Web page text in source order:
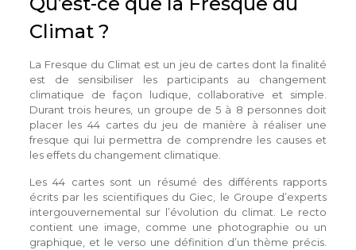
Climat ?
La Fresque du Climat est un jeu de cartes dont la finalité
est de sensibiliser les participants au changement
climatique de façon ludique, collaborative et simple.
Durant trois heures, un groupe de 5 à 8 personnes doit
placer les 44 cartes du jeu de manière à réaliser une
fresque qui lui permettra de comprendre les causes et
les effets du changement climatique.
Les 44 cartes sont un résumé des différents rapports
écrits par les scientifiques du Giec, le Groupe d’experts
intergouvernemental sur l’évolution du climat. Le recto
contient une image, comme une photographie ou un
graphique, et le verso une définition d’un thème précis.